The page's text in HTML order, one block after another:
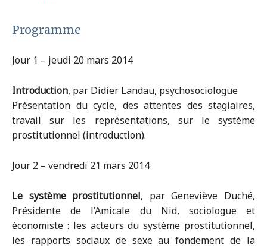
Programme
Jour 1 – jeudi 20 mars 2014
Introduction, par Didier Landau, psychosociologue
Présentation du cycle, des attentes des stagiaires,
travail sur les représentations, sur le système
prostitutionnel (introduction).
Jour 2 – vendredi 21 mars 2014
Le système prostitutionnel, par Geneviève Duché,
Présidente de l’Amicale du Nid, sociologue et
économiste : les acteurs du système prostitutionnel,
les rapports sociaux de sexe au fondement de la